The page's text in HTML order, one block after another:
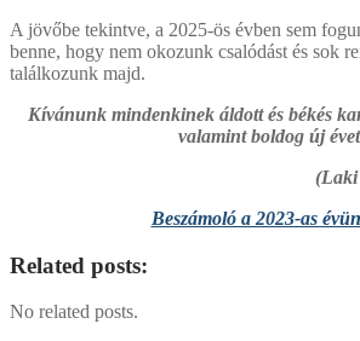
A jövőbe tekintve, a 2025-ös évben sem
benne, hogy nem okozunk csalódást és sok
találkozunk majd.
Kívánunk mindenkinek áldott és békés
valamint boldog új
(Laki
Beszámoló a 2023-as
Related posts:
No related posts.